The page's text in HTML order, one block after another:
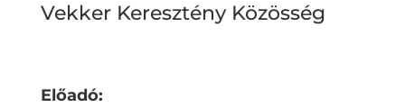
Vekker Keresztény Közösség
Előadó: